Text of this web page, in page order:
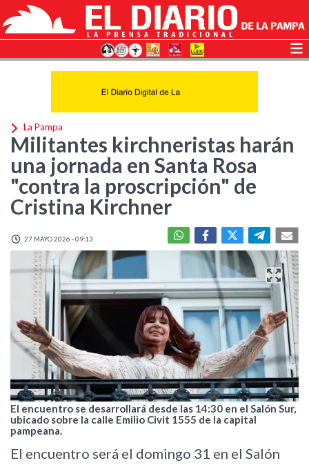
La Pampa
Militantes kirchneristas harán
una jornada en Santa Rosa
"contra la proscripción" de
Cristina Kirchner
27 MAYO 2026 - 09:13
El encuentro se desarrollará desde las 14:30 en el Salón Sur,
ubicado sobre la calle Emilio Civit 1555 de la capital
pampeana.
El encuentro será el domingo 31 en el Salón